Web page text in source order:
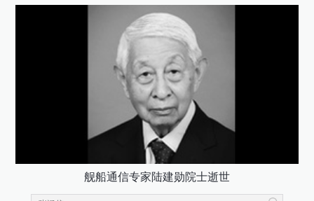
舰船通信专家陆建勋院士逝世